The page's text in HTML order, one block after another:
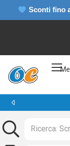
Sconti fino